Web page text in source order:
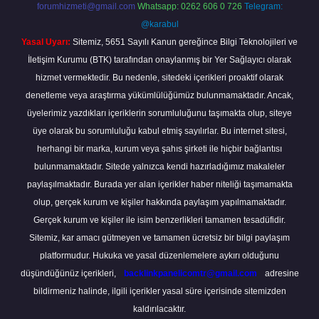
forumhizmeti@gmail.com Whatsapp: 0262 606 0 726 Telegram:
@karabul
Yasal Uyarı: Sitemiz, 5651 Sayılı Kanun gereğince Bilgi Teknolojileri ve
İletişim Kurumu (BTK) tarafından onaylanmış bir Yer Sağlayıcı olarak
hizmet vermektedir. Bu nedenle, sitedeki içerikleri proaktif olarak
denetleme veya araştırma yükümlülüğümüz bulunmamaktadır. Ancak,
üyelerimiz yazdıkları içeriklerin sorumluluğunu taşımakta olup, siteye
üye olarak bu sorumluluğu kabul etmiş sayılırlar. Bu internet sitesi,
herhangi bir marka, kurum veya şahıs şirketi ile hiçbir bağlantısı
bulunmamaktadır. Sitede yalnızca kendi hazırladığımız makaleler
paylaşılmaktadır. Burada yer alan içerikler haber niteliği taşımamakta
olup, gerçek kurum ve kişiler hakkında paylaşım yapılmamaktadır.
Gerçek kurum ve kişiler ile isim benzerlikleri tamamen tesadüfidir.
Sitemiz, kar amacı gütmeyen ve tamamen ücretsiz bir bilgi paylaşım
platformudur. Hukuka ve yasal düzenlemelere aykırı olduğunu
düşündüğünüz içerikleri,
backlinkpanelicomtr@gmail.com
adresine
bildirmeniz halinde, ilgili içerikler yasal süre içerisinde sitemizden
kaldırılacaktır.